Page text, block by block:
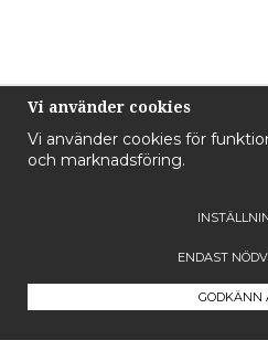
Vi använder cookies
Vi använder cookies för
och marknadsföring.
ENDAST
GODKÄNN